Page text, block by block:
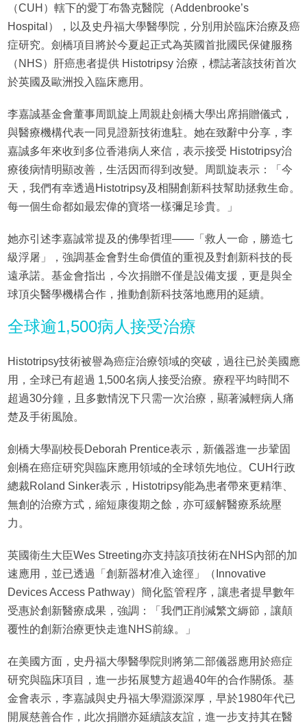
（CUH）轄下的愛丁布魯克醫院（Addenbrooke’s
Hospital），以及史丹福大學醫學院，分別用於臨床治療及癌
症研究。劍橋項目將於今夏起正式為英國首批國民保健服務
（NHS）肝癌患者提供 Histotripsy 治療，標誌著該技術首次
於英國及歐洲投入臨床應用。
李嘉誠基金會董事周凱旋上周親赴劍橋大學出席捐贈儀式，
與醫療機構代表一同見證新技術進駐。她在致辭中分享，李
嘉誠多年來收到多位香港病人來信，表示接受 Histotripsy治
療後病情明顯改善，生活因而得到改變。周凱旋表示：「今
天，我們有幸透過Histotripsy及相關創新科技幫助拯救生命。
每一個生命都如最宏偉的寶塔一樣彌足珍貴。」
她亦引述李嘉誠常提及的佛學哲理——「救人一命，勝造七
級浮屠」，強調基金會對生命價值的重視及對創新科技的長
遠承諾。基金會指出，今次捐贈不僅是設備支援，更是與全
球頂尖醫學機構合作，推動創新科技落地應用的延續。
全球逾1,500病人接受治療
Histotripsy技術被譽為癌症治療領域的突破，過往已於美國應
用，全球已有超過 1,500名病人接受治療。療程平均時間不
超過30分鐘，且多數情況下只需一次治療，顯著減輕病人痛
楚及手術風險。
劍橋大學副校長Deborah Prentice表示，新儀器進一步鞏固
劍橋在癌症研究與臨床應用領域的全球領先地位。CUH行政
總裁Roland Sinker表示，Histotripsy能為患者帶來更精準、
無創的治療方式，縮短康復期之餘，亦可緩解醫療系統壓
力。
英國衛生大臣Wes Streeting亦支持該項技術在NHS內部的加
速應用，並已透過「創新器材准入途徑」（Innovative
Devices Access Pathway）簡化監管程序，讓患者提早數年
受惠於創新醫療成果，強調：「我們正削減繁文縟節，讓顛
覆性的創新治療更快走進NHS前線。」
在美國方面，史丹福大學醫學院則將第二部儀器應用於癌症
研究與臨床項目，進一步拓展雙方超過40年的合作關係。基
金會表示，李嘉誠與史丹福大學淵源深厚，早於1980年代已
開展慈善合作，此次捐贈亦延續該友誼，進一步支持其在醫